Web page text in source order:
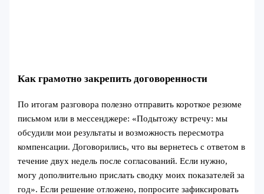
Как грамотно закрепить договоренности
По итогам разговора полезно отправить короткое резюме
письмом или в мессенджере: «Подытожу встречу: мы
обсудили мои результаты и возможность пересмотра
компенсации. Договорились, что вы вернетесь с ответом в
течение двух недель после согласований. Если нужно,
могу дополнительно прислать сводку моих показателей за
год». Если решение отложено, попросите зафиксировать